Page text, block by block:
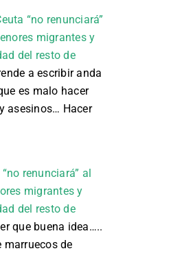
“no renunciará”
migrantes y
del resto de
a escribir anda
es malo hacer
asesinos… Hacer
renunciará” al
migrantes y
del resto de
que buena idea…..
marruecos de